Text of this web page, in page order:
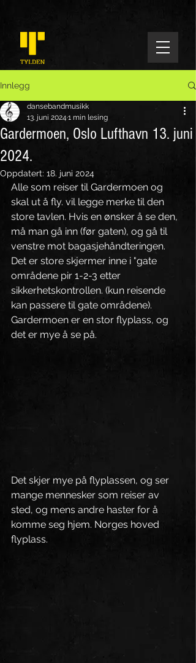
Innlegg
Gardermoen, Oslo Lufthavn 13. juni
2024.
dansebandmusikk
13. juni 2024 1 min lesing
Oppdatert: 18. juni 2024
Alle som reiser til Gardermoen og
skal ut å fly. vil legge merke til den
store tavlen. Hvis en ønsker å se den,
må man gå inn (før gaten), og gå til
venstre mot bagasjehåndteringen.
Det er store skjermer inne i "gate
områdene pir 1-2-3 etter
sikkerhetskontrollen. (kun reisende
kan passere til gate områdene).
Gardermoen er en stor flyplass, og
det er mye å se på.
Det skjer mye på flyplassen, og ser
mange mennesker som reiser av
sted, og mens andre haster for å
komme seg hjem. Norges hoved
flyplass.